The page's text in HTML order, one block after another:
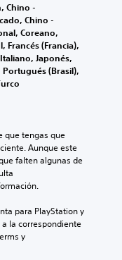
Chino -
Chino -
Coreano,
Francés (Francia),
Japonés,
Portugués (Brasil),
que tengas que
Aunque este
falten algunas de
para PlayStation y
la correspondiente
y